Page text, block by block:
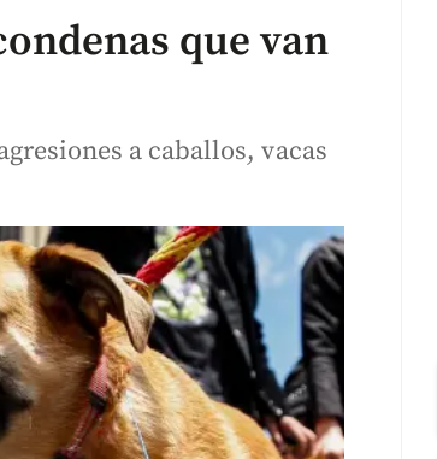
que van
a caballos, vacas